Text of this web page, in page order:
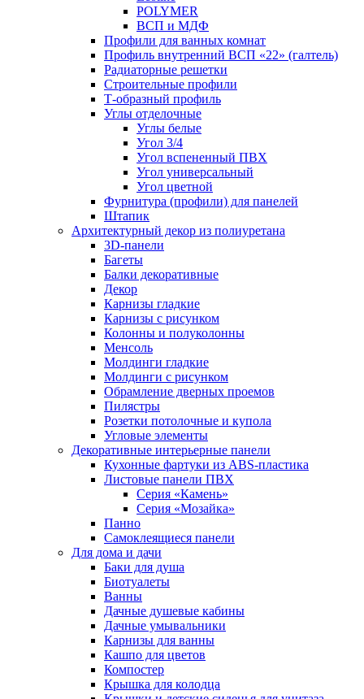
POLYMER
ВСП и МДФ
Профили для ванных комнат
Профиль внутренний ВСП «22» (галтель)
Радиаторные решетки
Строительные профили
Т-образный профиль
Углы отделочные
Углы белые
Угол 3/4
Угол вспененный ПВХ
Угол универсальный
Угол цветной
Фурнитура (профили) для панелей
Штапик
Архитектурный декор из полиуретана
3D-панели
Багеты
Балки декоративные
Декор
Карнизы гладкие
Карнизы с рисунком
Колонны и полуколонны
Менсоль
Молдинги гладкие
Молдинги с рисунком
Обрамление дверных проемов
Пилястры
Розетки потолочные и купола
Угловые элементы
Декоративные интерьерные панели
Кухонные фартуки из ABS-пластика
Листовые панели ПВХ
Серия «Камень»
Серия «Мозайка»
Панно
Самоклеящиеся панели
Для дома и дачи
Баки для душа
Биотуалеты
Ванны
Дачные душевые кабины
Дачные умывальники
Карнизы для ванны
Кашпо для цветов
Компостер
Крышка для колодца